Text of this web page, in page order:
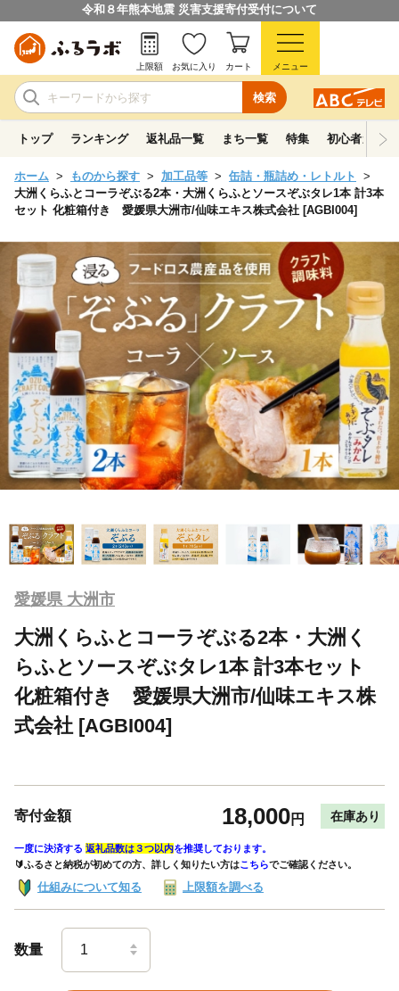
令和８年熊本地震 災害支援寄付受付について
検索
上限額 お気に入り カート メニュー
トップ ランキング 返礼品一覧 まち一覧 特集 初心者ガイド
ホーム ものから探す 加工品等
缶詰・瓶詰め・レトルト
大洲くらふとコーラぞぶる2本・大洲くらふとソースぞぶタレ1本 計3本
セット 化粧箱付き 愛媛県大洲市/仙味エキス株式会社 [AGBI004]
愛媛県 大洲市
大洲くらふとコーラぞぶる2本・大洲く
らふとソースぞぶタレ1本 計3本セット
化粧箱付き 愛媛県大洲市/仙味エキス株
式会社 [AGBI004]
寄付金額 18,000円 在庫あり
一度に決済する 返礼品数は３つ以内を推奨しております。
🔰ふるさと納税が初めての方、詳しく知りたい方はこちらでご確認ください。
仕組みについて知る 上限額を調べる
数量